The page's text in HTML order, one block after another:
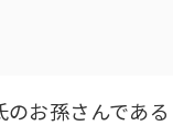
お孫さんである